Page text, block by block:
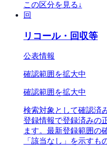
この区分を見る ↓
回
リコール・回収等
公表情報
確認範囲を拡大中
確認範囲を拡大中
検索対象として確認済
登録情報で登録済みの
ます。最新登録範囲の
「該当なし」を示す